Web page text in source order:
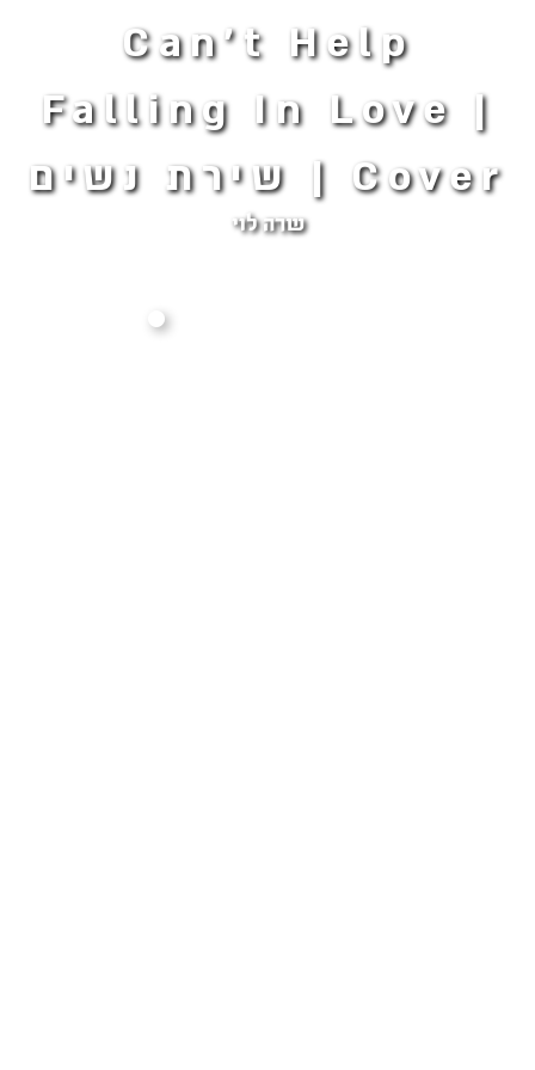
Can't Help
Falling In Love |
Cover | שירת נשים
שרה לוי